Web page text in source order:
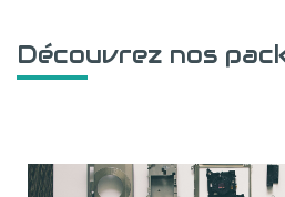
Découvrez nos